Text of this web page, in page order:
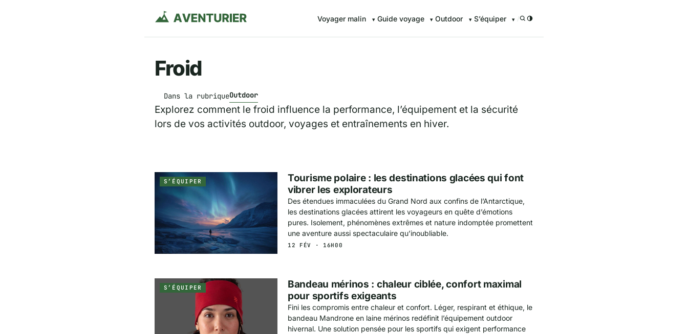
Voyager malin Guide voyage Outdoor S’équiper /
Froid
Dans la rubriqueOutdoor
Explorez comment le froid influence la performance, l’équipement et la sécurité
lors de vos activités outdoor, voyages et entraînements en hiver.
S’ÉQUIPER
Tourisme polaire : les destinations glacées qui font
vibrer les explorateurs
Des étendues immaculées du Grand Nord aux confins de l’Antarctique,
les destinations glacées attirent les voyageurs en quête d’émotions
pures. Isolement, phénomènes extrêmes et nature indomptée promettent
une aventure aussi spectaculaire qu’inoubliable.
12 FÉV · 16H00
S’ÉQUIPER
Bandeau mérinos : chaleur ciblée, confort maximal
pour sportifs exigeants
Fini les compromis entre chaleur et confort. Léger, respirant et éthique, le
bandeau Mandrone en laine mérinos redéfinit l’équipement outdoor
hivernal. Une solution pensée pour les sportifs qui exigent performance